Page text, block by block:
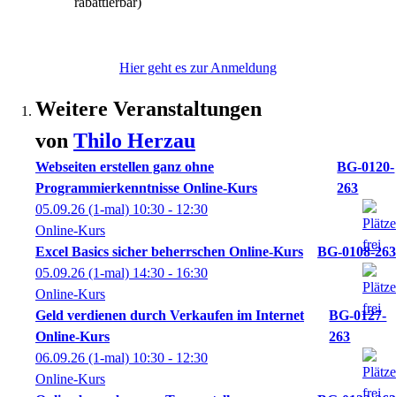
Hier geht es zur Anmeldung
Weitere Veranstaltungen
von Thilo Herzau
Webseiten erstellen ganz ohne
Programmierkenntnisse Online-Kurs
BG-0120-
263
05.09.26 (1-mal) 10:30 - 12:30
Online-Kurs
Excel Basics sicher beherrschen Online-Kurs
BG-0108-263
05.09.26 (1-mal) 14:30 - 16:30
Online-Kurs
Geld verdienen durch Verkaufen im Internet
Online-Kurs
BG-0127-
263
06.09.26 (1-mal) 10:30 - 12:30
Online-Kurs